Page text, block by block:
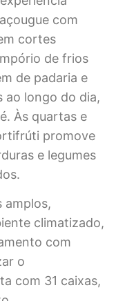
com
cortes
de frios
de padaria e
ao longo do dia,
Às quartas e
promove
e legumes
amplos,
climatizado,
com
o
com 31 caixas,